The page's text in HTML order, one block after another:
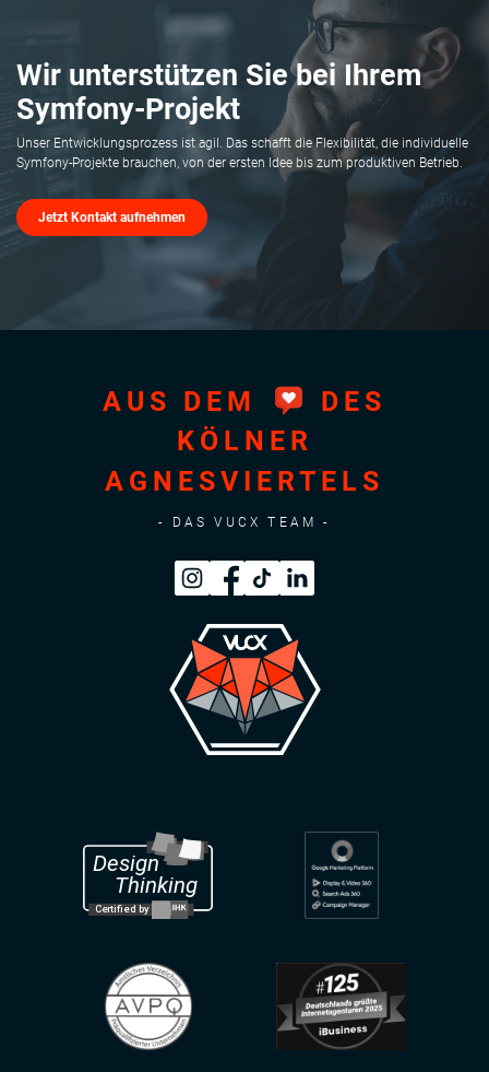
Wir unterstützen Sie bei Ihrem
Symfony-Projekt
Unser Entwicklungsprozess ist agil. Das schafft die Flexibilität, die individuelle
Symfony-Projekte brauchen, von der ersten Idee bis zum produktiven Betrieb.
Jetzt Kontakt aufnehmen
AUS DEM
DES
KÖLNER
AGNESVIERTELS
- DAS VUCX TEAM -